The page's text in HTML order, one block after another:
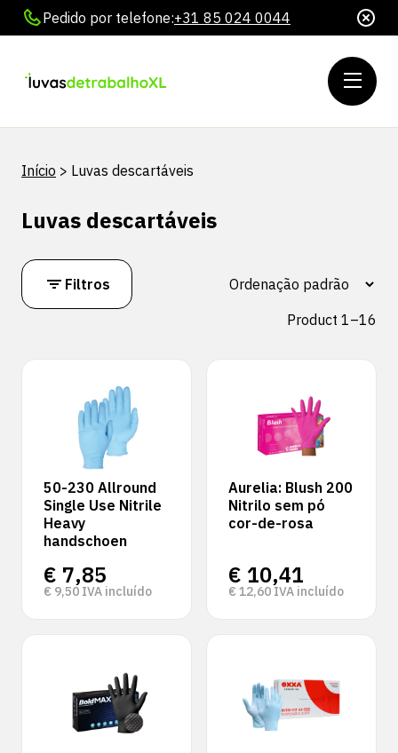
Pedido por telefone:+31 85 024 0044
Início > Luvas descartáveis
Luvas descartáveis
Filtros
Product 1–16
50-230 Allround
Single Use Nitrile
Heavy
handschoen
€ 7,85
€ 9,50 IVA incluído
Aurelia: Blush 200
Nitrilo sem pó
cor-de-rosa
€ 10,41
€ 12,60 IVA incluído